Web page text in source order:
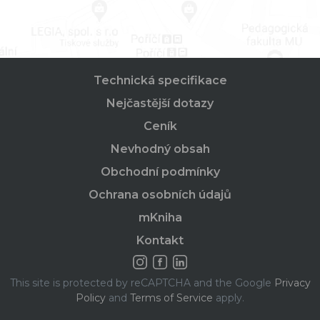
Technická specifikace
Nejčastější dotazy
Ceník
Nevhodný obsah
Obchodní podmínky
Ochrana osobních údajů
mKniha
Kontakt
This site is protected by reCAPTCHA and the Google Privacy
Policy and Terms of Service apply.